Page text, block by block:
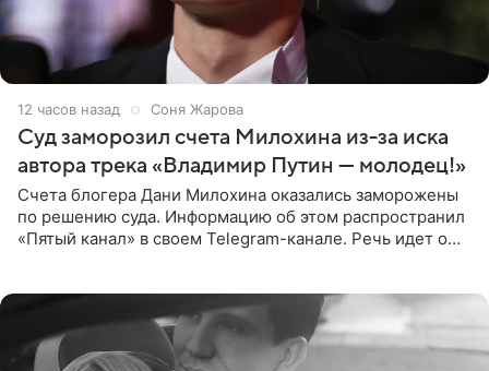
12 часов назад Соня Жарова
Суд заморозил счета Милохина из-за иска
автора трека «Владимир Путин — молодец!»
Счета блогера Дани Милохина оказались заморожены
по решению суда. Информацию об этом распространил
«Пятый канал» в своем Telegram-канале. Речь идет о